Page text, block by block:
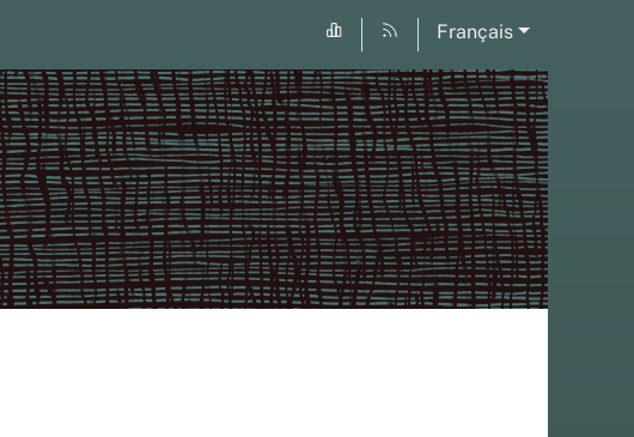
Français